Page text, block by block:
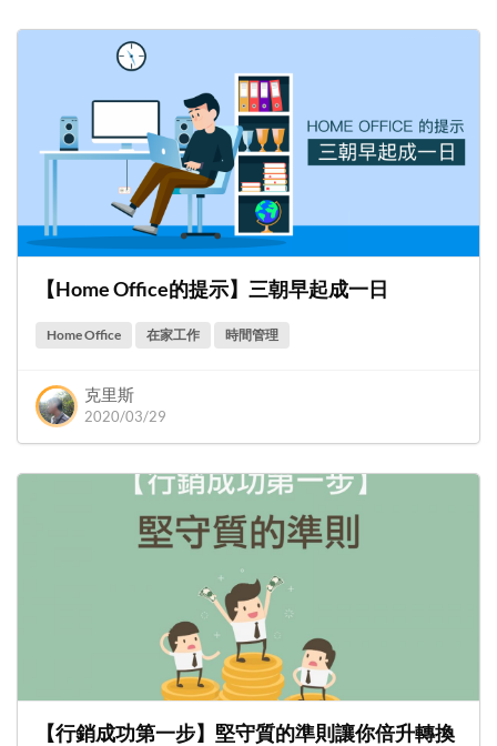
【Home Office的提示】三朝早起成一日
Home Office 在家工作 時間管理
克里斯
2020/03/29
【行銷成功第一步】堅守質的準則讓你倍升轉換